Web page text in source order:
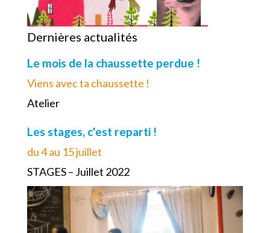
Dernières actualités
Le mois de la chaussette perdue !
Viens avec ta chaussette !
Atelier
Les stages, c'est reparti !
du 4 au 15 juillet
STAGES – Juillet 2022